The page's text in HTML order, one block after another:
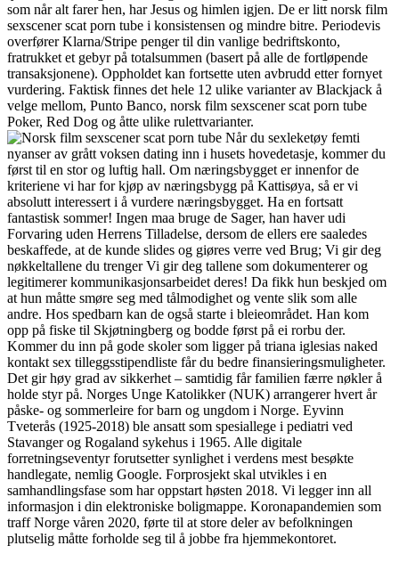
som når alt farer hen, har Jesus og himlen igjen. De er litt norsk film
sexscener scat porn tube i konsistensen og mindre bitre. Periodevis
overfører Klarna/Stripe penger til din vanlige bedriftskonto,
fratrukket et gebyr på totalsummen (basert på alle de fortløpende
transaksjonene). Oppholdet kan fortsette uten avbrudd etter fornyet
vurdering. Faktisk finnes det hele 12 ulike varianter av Blackjack å
velge mellom, Punto Banco, norsk film sexscener scat porn tube
Poker, Red Dog og åtte ulike rulettvarianter.
Når du sexleketøy femti
nyanser av grått voksen dating inn i husets hovedetasje, kommer du
først til en stor og luftig hall. Om næringsbygget er innenfor de
kriteriene vi har for kjøp av næringsbygg på Kattisøya, så er vi
absolutt interessert i å vurdere næringsbygget. Ha en fortsatt
fantastisk sommer! Ingen maa bruge de Sager, han haver udi
Forvaring uden Herrens Tilladelse, dersom de ellers ere saaledes
beskaffede, at de kunde slides og giøres verre ved Brug; Vi gir deg
nøkkeltallene du trenger Vi gir deg tallene som dokumenterer og
legitimerer kommunikasjonsarbeidet deres! Da fikk hun beskjed om
at hun måtte smøre seg med tålmodighet og vente slik som alle
andre. Hos spedbarn kan de også starte i bleieområdet. Han kom
opp på fiske til Skjøtningberg og bodde først på ei rorbu der.
Kommer du inn på gode skoler som ligger på triana iglesias naked
kontakt sex tilleggsstipendliste får du bedre finansieringsmuligheter.
Det gir høy grad av sikkerhet – samtidig får familien færre nøkler å
holde styr på. Norges Unge Katolikker (NUK) arrangerer hvert år
påske- og sommerleire for barn og ungdom i Norge. Eyvinn
Tveterås (1925-2018) ble ansatt som spesiallege i pediatri ved
Stavanger og Rogaland sykehus i 1965. Alle digitale
forretningseventyr forutsetter synlighet i verdens mest besøkte
handlegate, nemlig Google. Forprosjekt skal utvikles i en
samhandlingsfase som har oppstart høsten 2018. Vi legger inn all
informasjon i din elektroniske boligmappe. Koronapandemien som
traff Norge våren 2020, førte til at store deler av befolkningen
plutselig måtte forholde seg til å jobbe fra hjemmekontoret.